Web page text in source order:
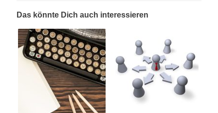
Das könnte Dich auch interessieren